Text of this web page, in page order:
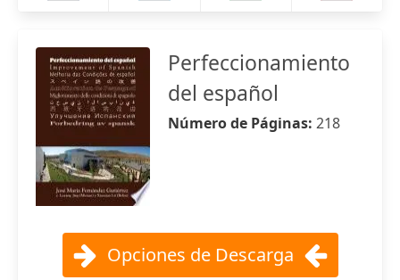
Perfeccionamiento
del español
Número de Páginas: 218
Opciones de Descarga